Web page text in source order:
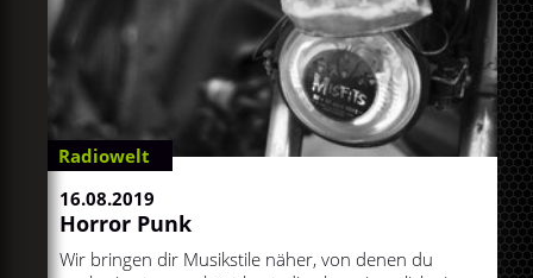
Radiowelt
16.08.2019
Horror Punk
Wir bringen dir Musikstile näher, von denen du